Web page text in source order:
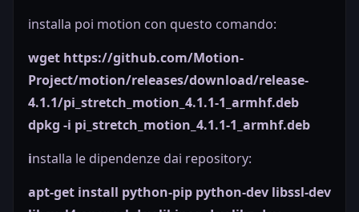
installa poi motion con questo comando:
wget https://github.com/Motion-
Project/motion/releases/download/release-
4.1.1/pi_stretch_motion_4.1.1-1_armhf.deb
dpkg -i pi_stretch_motion_4.1.1-1_armhf.deb
installa le dipendenze dai repository:
apt-get install python-pip python-dev libssl-dev